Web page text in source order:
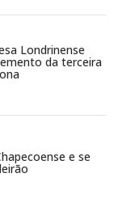
Londrinense
da terceira
e se